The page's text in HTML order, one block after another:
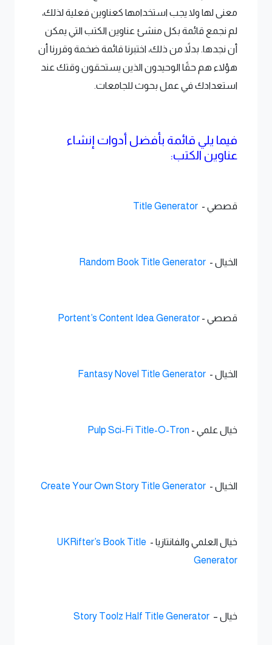
معنى لها ولا يجب استخدامها كعناوين فعلية لذلك،
لم نجمع قائمة بكل منشئ عناوين الكتب التي يمكن
أن نجدها. بدلاً من ذلك، اختبرنا قائمة ضخمة وقررنا أن
هؤلاء هم حقًا الوحيدون الذين يستحقون وقتك عند
استعدادك في عمل بحوث للجامعات.
فيما يلي قائمة بأفضل أدوات إنشاء
عناوين الكتب:
قصصي - Title Generator
الخيال - Random Book Title Generator
قصصي - Portent’s Content Idea Generator
الخيال - Fantasy Novel Title Generator
خيال علمي - Pulp Sci-Fi Title-O-Tron
الخيال - Create Your Own Story Title Generator
خيال العلمي والفانتازيا - UKRifter’s Book Title
Generator
خيال – Story Toolz Half Title Generator